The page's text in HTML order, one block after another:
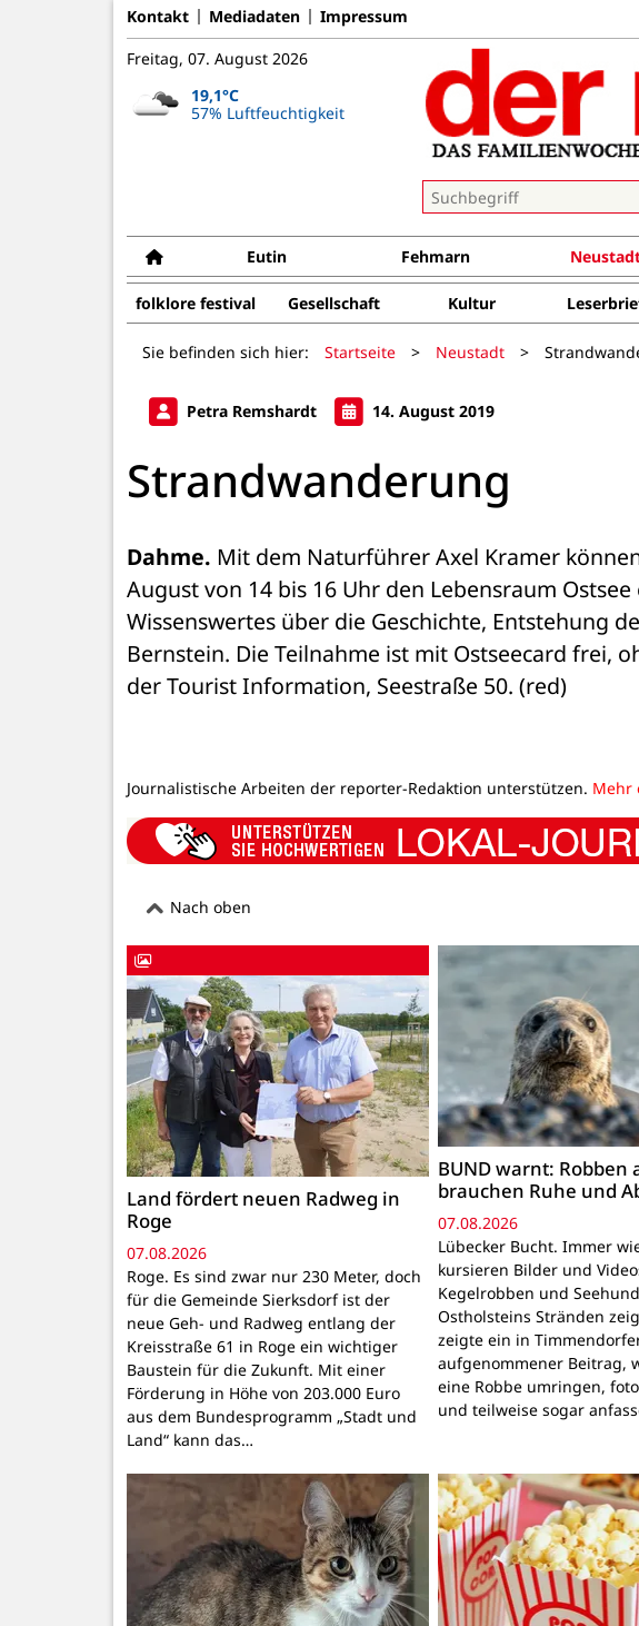
Kontakt Mediadaten Impressum
Freitag, 07. August 2026
19,1°C
57% Luftfeuchtigkeit
Eutin Fehmarn
folklore festival Gesellschaft Kultur
Sie befinden sich hier: Startseite > Neustadt >
Petra Remshardt 14. August 2019
Strandwanderung
Dahme. Mit dem Naturführer Axel Kramer
August von 14 bis 16 Uhr den Lebensraum
Wissenswertes über die Geschichte, Entstehung
Bernstein. Die Teilnahme ist mit Ostseecard frei,
der Tourist Information, Seestraße 50. (red)
Journalistische Arbeiten der reporter-Redaktion unterstützen. Mehr
Nach oben
Land fördert neuen Radweg in
Roge
07.08.2026
Roge. Es sind zwar nur 230 Meter, doch
für die Gemeinde Sierksdorf ist der
neue Geh- und Radweg entlang der
Kreisstraße 61 in Roge ein wichtiger
Baustein für die Zukunft. Mit einer
Förderung in Höhe von 203.000 Euro
aus dem Bundesprogramm „Stadt und
Land“ kann das…
BUND warnt: Robben
brauchen Ruhe und
07.08.2026
Lübecker Bucht. Immer
kursieren Bilder und
Kegelrobben und
Ostholsteins Stränden
zeigte ein in
aufgenommener Beitrag,
eine Robbe umringen,
und teilweise sogar